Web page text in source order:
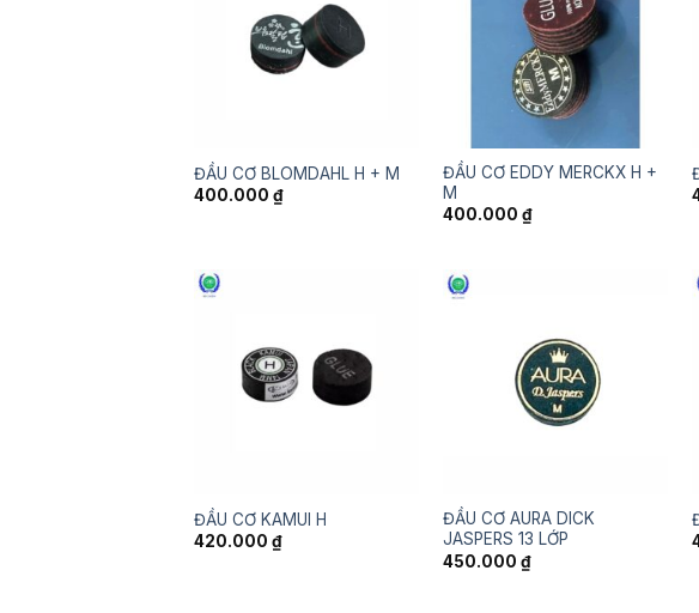
ĐẦU CƠ BLOMDAHL H + M
400.000 ₫
ĐẦU CƠ EDDY MERCKX H +
M
400.000 ₫
ĐẦU CƠ KAMUI H
420.000 ₫
ĐẦU CƠ AURA DICK
JASPERS 13 LỚP
450.000 ₫